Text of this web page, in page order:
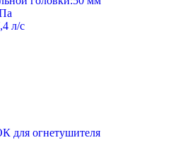
л/с
огнетушителя